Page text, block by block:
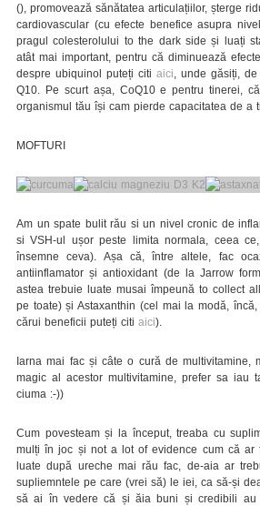
(), promovează sănătatea articulațiilor, șterge
cardiovascular (cu efecte benefice asupra
pragul colesterolului to the dark side și luați
atât mai important, pentru că diminuează
despre ubiquinol puteți citi aici , unde găsiți,
Q10. Pe scurt așa, CoQ10 e pentru tinerei,
organismul tău își cam pierde capacitatea de a
MOFTURI
Am un spate bulit rău si un nivel cronic de
si VSH-ul ușor peste limita normala, ceea
însemne ceva). Așa că, între altele, fac
antiinflamator și antioxidant (de la Jarrow
astea trebuie luate musai împeună to collect
pe toate) și Astaxanthin (cel mai la modă,
cărui beneficii puteți citi aici).
Iarna mai fac și câte o cură de multivitamine,
magic al acestor multivitamine, prefer sa
ciuma :-))
Cum povesteam și la început, treaba cu
mulți în joc și not a lot of evidence cum că ar
luate după ureche mai rău fac, de-aia ar
supliemntele pe care (vrei să) le iei, ca să-și
să ai în vedere că și ăia buni și credibili au